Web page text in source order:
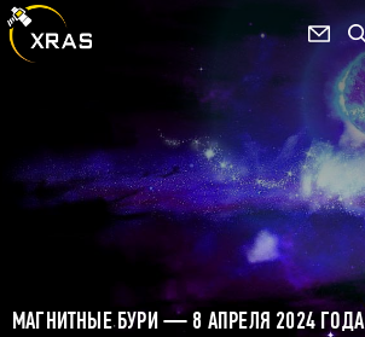
МАГНИТНЫЕ БУРИ — 8 АПРЕЛЯ 2024 ГОДА